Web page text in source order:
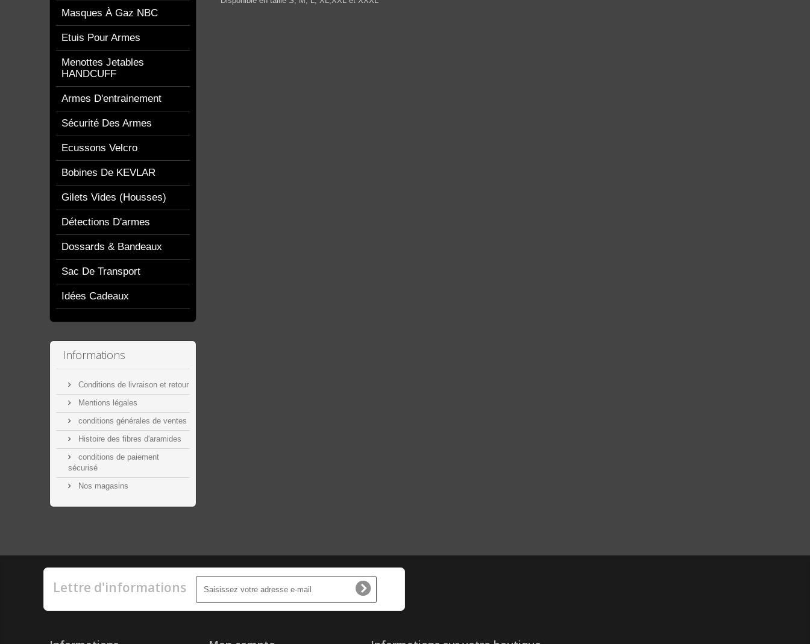
Masques À Gaz NBC
Etuis Pour Armes
Menottes Jetables
HANDCUFF
Armes D'entrainement
Sécurité Des Armes
Ecussons Velcro
Bobines De KEVLAR
Gilets Vides (housses)
Détections D'armes
Dossards & Bandeaux
Sac De Transport
Idées Cadeaux
Informations
Conditions de livraison et retour
Mentions légales
conditions générales de ventes
Histoire des fibres d'aramides
conditions de paiement
sécurisé
Nos magasins
Lettre d'informations